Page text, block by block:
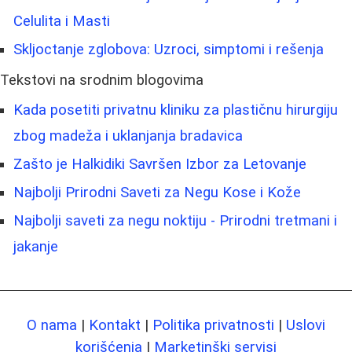
Celulita i Masti
Skljoctanje zglobova: Uzroci, simptomi i rešenja
Tekstovi na srodnim blogovima
Kada posetiti privatnu kliniku za plastičnu hirurgiju
zbog madeža i uklanjanja bradavica
Zašto je Halkidiki Savršen Izbor za Letovanje
Najbolji Prirodni Saveti za Negu Kose i Kože
Najbolji saveti za negu noktiju - Prirodni tretmani i
jakanje
O nama | Kontakt | Politika privatnosti | Uslovi
korišćenja | Marketinški servisi